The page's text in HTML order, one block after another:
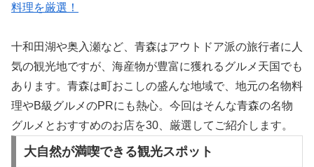
料理を厳選！
十和田湖や奥入瀬など、青森はアウトドア派の旅行者に人
気の観光地ですが、海産物が豊富に獲れるグルメ天国でも
あります。青森は町おこしの盛んな地域で、地元の名物料
理やB級グルメのPRにも熱心。今回はそんな青森の名物
グルメとおすすめのお店を30、厳選してご紹介します。
大自然が満喫できる観光スポット